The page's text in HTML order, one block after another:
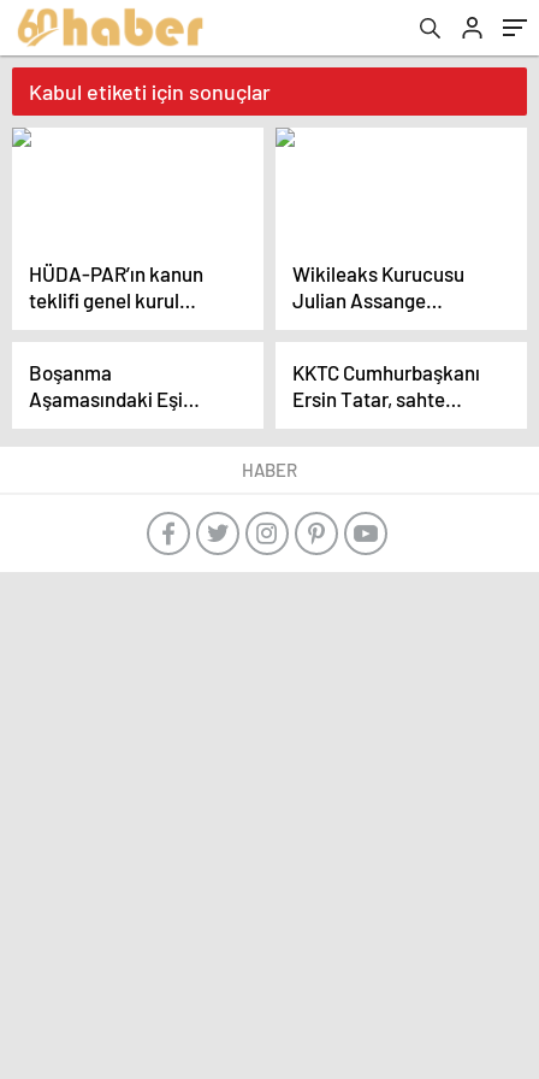
Kabul etiketi için sonuçlar
HÜDA-PAR’ın kanun
teklifi genel kurul
gündemine alındı
Wikileaks Kurucusu
Julian Assange
İngiltere’den Ayrıldı
Boşanma
Aşamasındaki Eşi
Tarafından Öldürülen
Kadının Kardeşleri
KKTC Cumhurbaşkanı
Ersin Tatar, sahte
üniversite diploması
skandalıyla ilgili
açıklama yaptı
HABER